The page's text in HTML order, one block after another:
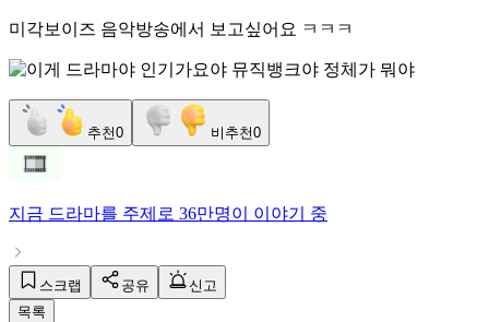
미각보이즈 음악방송에서 보고싶어요 ㅋㅋㅋ
추천0 비추천0
지금 드라마를 주제로 36만명이 이야기 중
스크랩 공유
신고
목록